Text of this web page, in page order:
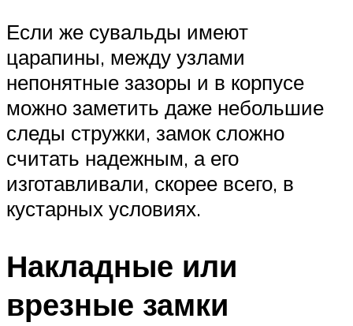
Если же сувальды имеют
царапины, между узлами
непонятные зазоры и в корпусе
можно заметить даже небольшие
следы стружки, замок сложно
считать надежным, а его
изготавливали, скорее всего, в
кустарных условиях.
Накладные или
врезные замки